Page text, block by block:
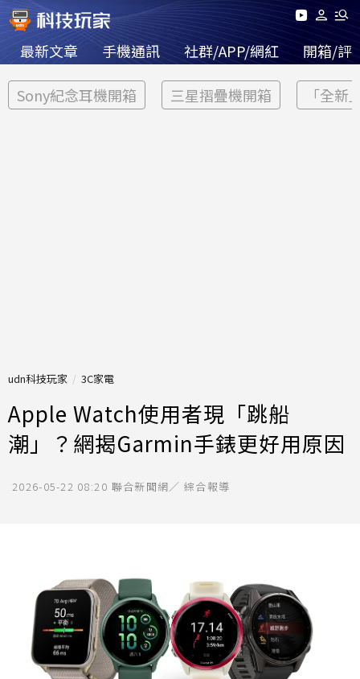
最新文章 手機通訊 社群/APP/網紅 開箱/評
Sony紀念耳機開箱 三星摺疊機開箱 「全新
udn科技玩家 3C家電
Apple Watch使用者現「跳船
潮」？網揭Garmin手錶更好用原因
2026-05-22 08:20 聯合新聞網／ 綜合報導